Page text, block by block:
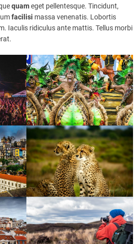
quameget pellentesque. Tincidunt,
facilisi massa venenatis. Lobortis
Iaculis ridiculus ante mattis. Tellus morbi